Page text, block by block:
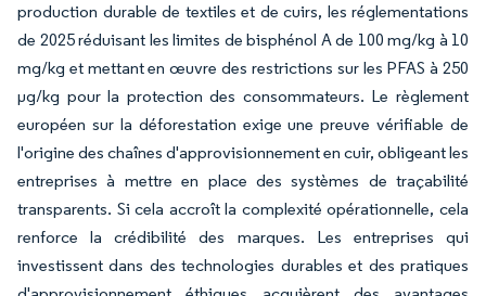
production durable de textiles et de cuirs, les réglementations
de 2025 réduisant les limites de bisphénol A de 100 mg/kg à 10
mg/kg et mettant en œuvre des restrictions sur les PFAS à 250
µg/kg pour la protection des consommateurs. Le règlement
européen sur la déforestation exige une preuve vérifiable de
l'origine des chaînes d'approvisionnement en cuir, obligeant les
entreprises à mettre en place des systèmes de traçabilité
transparents. Si cela accroît la complexité opérationnelle, cela
renforce la crédibilité des marques. Les entreprises qui
investissent dans des technologies durables et des pratiques